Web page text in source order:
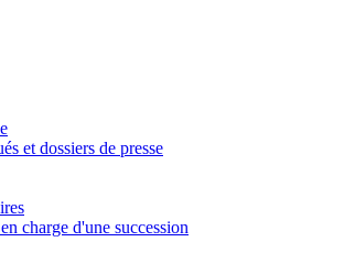
et dossiers de presse
charge d'une succession